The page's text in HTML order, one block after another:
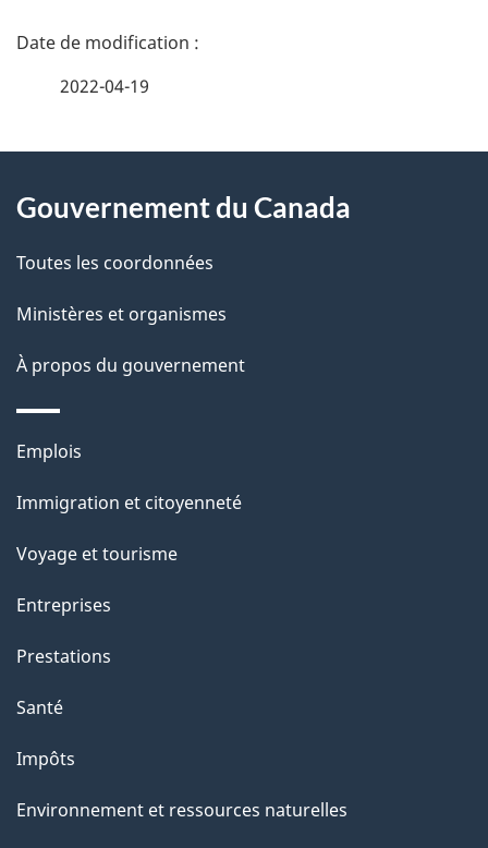
D
i
l
s
d
e
l
a
p
a
g
e
2022-04-19
propos
de
ce
site
Gouvernement du Canada
Toutes les coordonnées
Ministères et organismes
À propos du gouvernement
Thèmes
sujets
Emplois
Immigration et citoyenneté
Voyage et tourisme
Entreprises
Prestations
Santé
Impôts
Environnement et ressources naturelles